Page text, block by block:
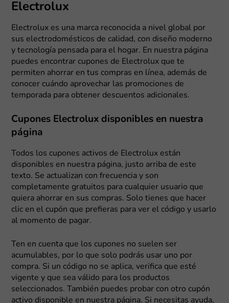
Electrolux
Electrolux es una marca reconocida a nivel global por
sus electrodomésticos de calidad, con diseño moderno
y tecnología pensada para el hogar. En nuestra página
puedes encontrar cupones de Electrolux que te
permiten ahorrar en tus compras en línea, además de
conocer cuándo aprovechar las promociones de
temporada para obtener descuentos adicionales.
Cupones Electrolux disponibles en nuestra
página
Todos los cupones activos de Electrolux están
disponibles en nuestra página, justo arriba de este
texto. Se actualizan con frecuencia y son
completamente gratuitos para cualquier usuario que
quiera ahorrar en sus compras. Solo tienes que hacer
clic en el cupón que prefieras para ver el código y usarlo
al momento de pagar.
Ten en cuenta que los cupones no suelen ser
acumulables, por lo que solo podrás usar uno por
compra. Si un código no se aplica, verifica que esté
vigente y que sea válido para los productos
seleccionados. También puedes probar con otro cupón
activo disponible en nuestra página. Si necesitas ayuda,